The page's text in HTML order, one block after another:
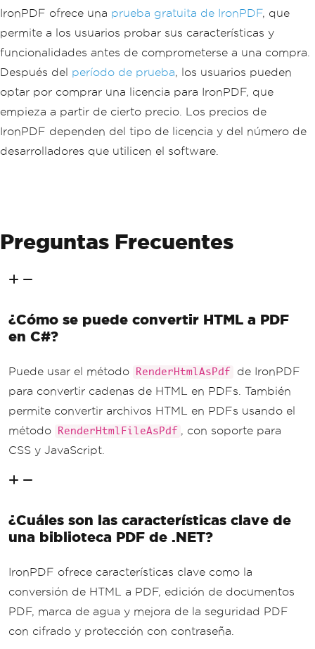
IronPDF ofrece una prueba gratuita de IronPDF, que
permite a los usuarios probar sus características y
funcionalidades antes de comprometerse a una compra.
Después del período de prueba, los usuarios pueden
optar por comprar una licencia para IronPDF, que
empieza a partir de cierto precio. Los precios de
IronPDF dependen del tipo de licencia y del número de
desarrolladores que utilicen el software.
Preguntas Frecuentes
¿Cómo se puede convertir HTML a PDF
en C#?
Puede usar el método RenderHtmlAsPdf
de IronPDF
para convertir cadenas de HTML en PDFs. También
permite convertir archivos HTML en PDFs usando el
método
RenderHtmlFileAsPdf , con soporte para
CSS y JavaScript.
¿Cuáles son las características clave de
una biblioteca PDF de .NET?
IronPDF ofrece características clave como la
conversión de HTML a PDF, edición de documentos
PDF, marca de agua y mejora de la seguridad PDF
con cifrado y protección con contraseña.